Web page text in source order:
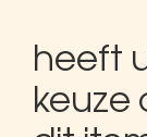
heeft
keuze